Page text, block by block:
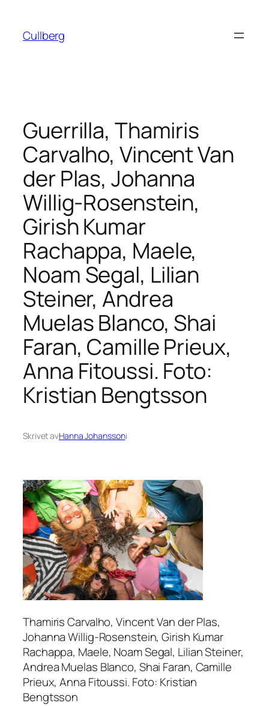
innehåll
Cullberg
Guerrilla, Thamiris
Carvalho, Vincent Van
der Plas, Johanna
Willig-Rosenstein,
Girish Kumar
Rachappa, Maele,
Noam Segal, Lilian
Steiner, Andrea
Muelas Blanco, Shai
Faran, Camille Prieux,
Anna Fitoussi. Foto:
Kristian Bengtsson
Skrivet avHanna Johanssoni
Thamiris Carvalho, Vincent Van der Plas,
Johanna Willig-Rosenstein, Girish Kumar
Rachappa, Maele, Noam Segal, Lilian Steiner,
Andrea Muelas Blanco, Shai Faran, Camille
Prieux, Anna Fitoussi. Foto: Kristian
Bengtsson